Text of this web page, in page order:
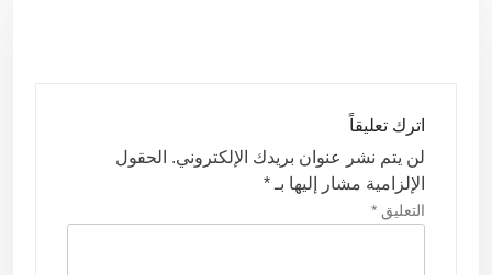
اترك تعليقاً
لن يتم نشر عنوان بريدك الإلكتروني. الحقول
الإلزامية مشار إليها بـ *
التعليق *